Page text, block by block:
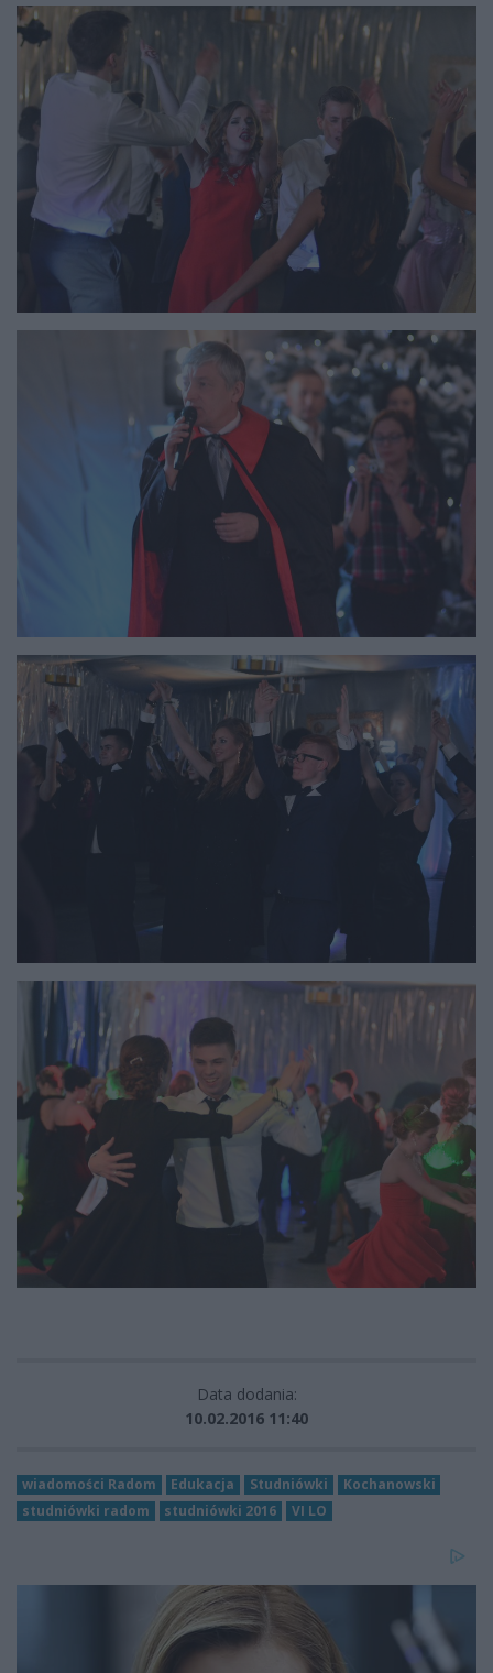
Data dodania:
10.02.2016 11:40
wiadomości Radom Edukacja Studniówki
Kochanowski
studniówki radom
studniówki 2016 VI LO